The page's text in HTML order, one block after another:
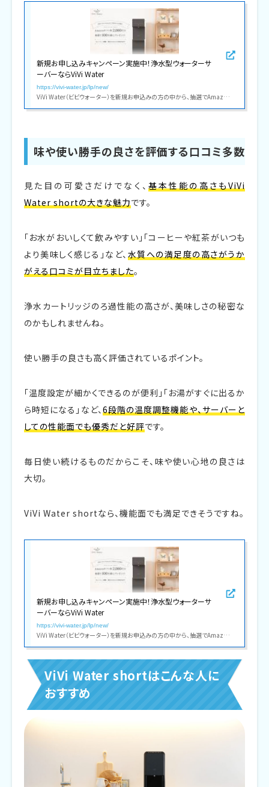
新規お申し込みキャンペーン実施中！浄水型ウォーターサ
ーバーならViVi Water
https://vivi-water.jp/lp/new/
ViVi Water（ビビウォーター）を新規お申込みの方の中から、抽選でAmazonギフト券が当たるお得なキャンペーンを実施中。明日をつくる ViVi Water がここちよいウォーターサーバー体験を提供します。
味や使い勝手の良さを評価する口コミ多数
見た目の可愛さだけでなく、 基本性能の高さもViVi
Water shortの大きな魅力です。
「お水がおいしくて飲みやすい」「コーヒーや紅茶がいつも
より美味しく感じる」など、 水質への満足度の高さがうか
がえる口コミが目立ちました。
浄水カートリッジのろ過性能の高さが、美味しさの秘密な
のかもしれませんね。
使い勝手の良さも高く評価されているポイント。
「温度設定が細かくできるのが便利」「お湯がすぐに出るか
ら時短になる」など、 6段階の温度調整機能や、サーバーと
しての性能面でも優秀だと好評です。
毎日使い続けるものだからこそ、味や使い心地の良さは
大切。
ViVi Water shortなら、機能面でも満足できそうですね。
新規お申し込みキャンペーン実施中！浄水型ウォーターサ
ーバーならViVi Water
https://vivi-water.jp/lp/new/
ViVi Water（ビビウォーター）を新規お申込みの方の中から、抽選でAmazonギフト券が当たるお得なキャンペーンを実施中。明日をつくる ViVi Water がここちよいウォーターサーバー体験を提供します。
ViVi Water shortはこんな人に
おすすめ